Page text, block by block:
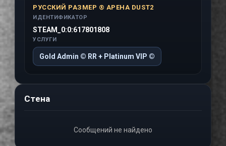
РУССКИЙ РАЗМЕР ® АРЕНА DUST2
ИДЕНТИФИКАТОР
STEAM_0:0:617801808
УСЛУГИ
Gold Admin © RR + Platinum VIP ©
Стена
Сообщений не найдено